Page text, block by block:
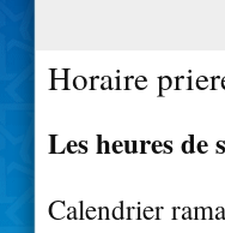
Horaire
Les heures de
Calendrier